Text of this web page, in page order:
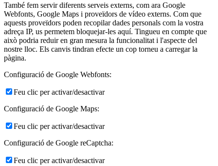
També fem servir diferents serveis externs, com ara Google
Webfonts, Google Maps i proveïdors de vídeo externs. Com que
aquests proveïdors poden recopilar dades personals com la vostra
adreça IP, us permetem bloquejar-les aquí. Tingueu en compte que
això podria reduir en gran mesura la funcionalitat i l'aspecte del
nostre lloc. Els canvis tindran efecte un cop torneu a carregar la
pàgina.
Configuració de Google Webfonts:
Feu clic per activar/desactivar
Configuració de Google Maps:
Feu clic per activar/desactivar
Configuració de Google reCaptcha:
Feu clic per activar/desactivar